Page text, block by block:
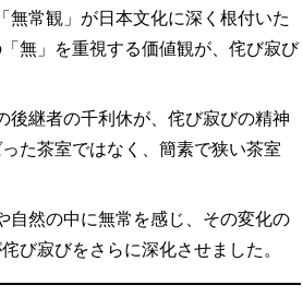
無常観」が日本文化に深く根付いた
無」を重視する価値観が、侘び寂び
後継者の千利休が、侘び寂びの精神
た茶室ではなく、簡素で狭い茶室
自然の中に無常を感じ、その変化の
び寂びをさらに深化させました。